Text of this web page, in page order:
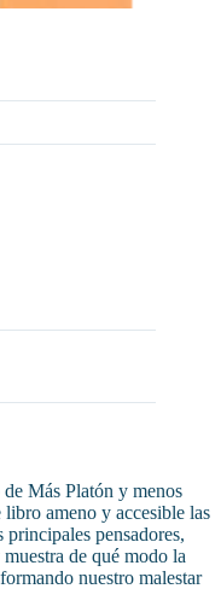
Más Platón y menos
ameno y accesible las
principales pensadores,
de qué modo la
nuestro malestar